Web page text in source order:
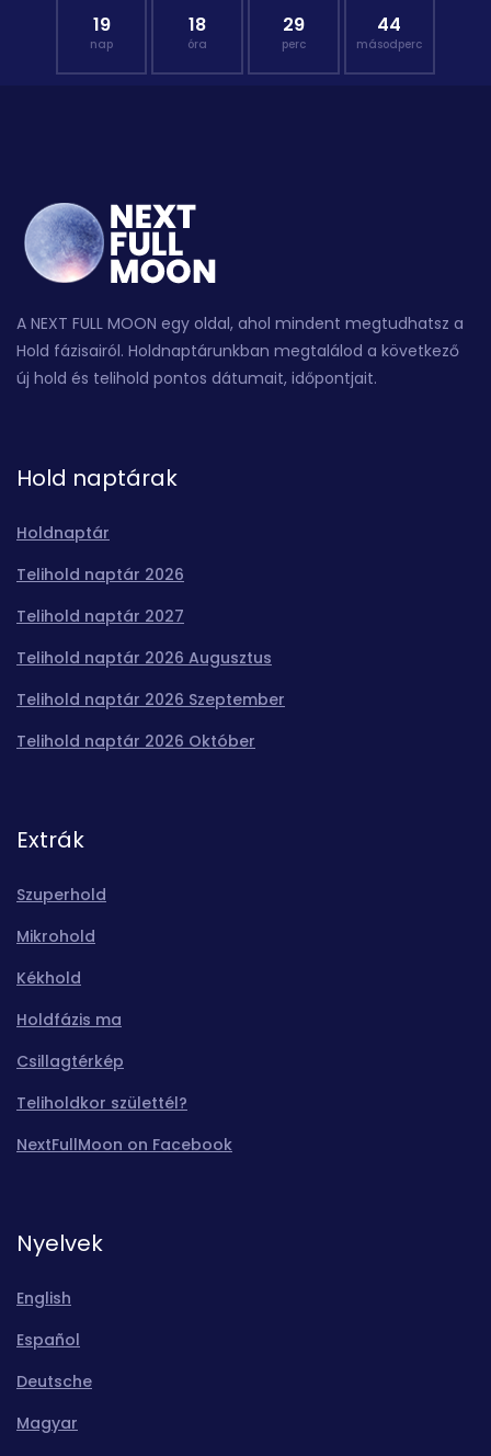
19
nap
18
óra
29
perc
43
másodperc
A NEXT FULL MOON egy oldal, ahol mindent megtudhatsz a
Hold fázisairól. Holdnaptárunkban megtalálod a következő
új hold és telihold pontos dátumait, időpontjait.
Hold naptárak
Holdnaptár
Telihold naptár 2026
Telihold naptár 2027
Telihold naptár 2026 Augusztus
Telihold naptár 2026 Szeptember
Telihold naptár 2026 Október
Extrák
Szuperhold
Mikrohold
Kékhold
Holdfázis ma
Csillagtérkép
Teliholdkor születtél?
NextFullMoon on Facebook
Nyelvek
English
Español
Deutsche
Magyar